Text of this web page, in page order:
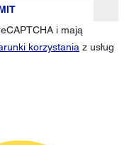
i mają
korzystania z usług